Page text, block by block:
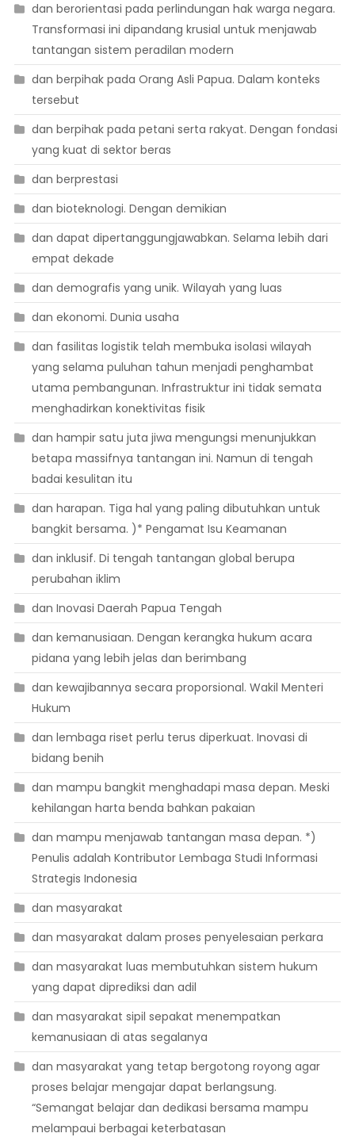
dan berorientasi pada perlindungan hak warga negara.
Transformasi ini dipandang krusial untuk menjawab
tantangan sistem peradilan modern
dan berpihak pada Orang Asli Papua. Dalam konteks
tersebut
dan berpihak pada petani serta rakyat. Dengan fondasi
yang kuat di sektor beras
dan berprestasi
dan bioteknologi. Dengan demikian
dan dapat dipertanggungjawabkan. Selama lebih dari
empat dekade
dan demografis yang unik. Wilayah yang luas
dan ekonomi. Dunia usaha
dan fasilitas logistik telah membuka isolasi wilayah
yang selama puluhan tahun menjadi penghambat
utama pembangunan. Infrastruktur ini tidak semata
menghadirkan konektivitas fisik
dan hampir satu juta jiwa mengungsi menunjukkan
betapa massifnya tantangan ini. Namun di tengah
badai kesulitan itu
dan harapan. Tiga hal yang paling dibutuhkan untuk
bangkit bersama. )* Pengamat Isu Keamanan
dan inklusif. Di tengah tantangan global berupa
perubahan iklim
dan Inovasi Daerah Papua Tengah
dan kemanusiaan. Dengan kerangka hukum acara
pidana yang lebih jelas dan berimbang
dan kewajibannya secara proporsional. Wakil Menteri
Hukum
dan lembaga riset perlu terus diperkuat. Inovasi di
bidang benih
dan mampu bangkit menghadapi masa depan. Meski
kehilangan harta benda bahkan pakaian
dan mampu menjawab tantangan masa depan. *)
Penulis adalah Kontributor Lembaga Studi Informasi
Strategis Indonesia
dan masyarakat
dan masyarakat dalam proses penyelesaian perkara
dan masyarakat luas membutuhkan sistem hukum
yang dapat diprediksi dan adil
dan masyarakat sipil sepakat menempatkan
kemanusiaan di atas segalanya
dan masyarakat yang tetap bergotong royong agar
proses belajar mengajar dapat berlangsung.
“Semangat belajar dan dedikasi bersama mampu
melampaui berbagai keterbatasan